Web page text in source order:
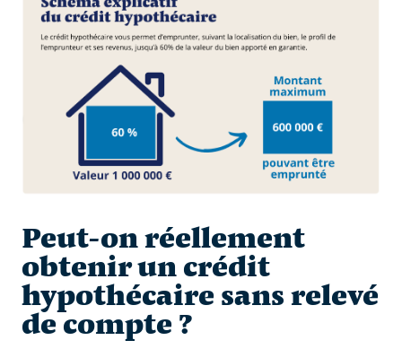
Peut-on réellement
obtenir un crédit
hypothécaire sans relevé
de compte ?